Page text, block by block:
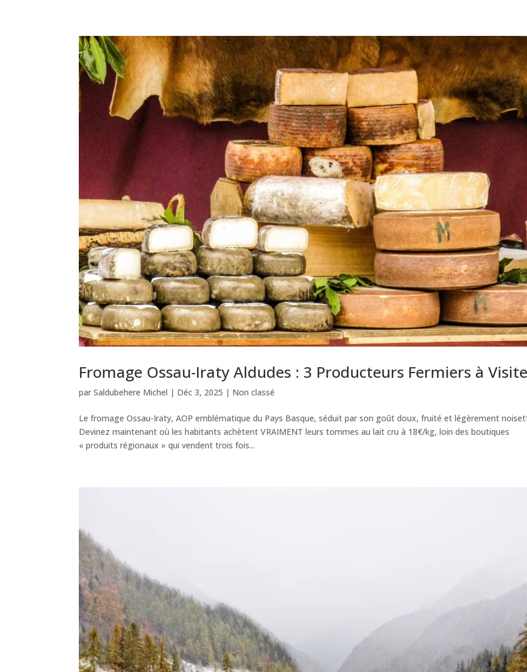
Fromage Ossau-Iraty Aldudes : 3 Producteurs Fermiers à
parSaldubehere Michel | Déc 3, 2025 | Non classé
Le fromage Ossau-Iraty, AOP emblématique du Pays Basque, séduit par son goût doux, fruité et légèrement
Devinez maintenant où les habitants achètent VRAIMENT leurs tommes au lait cru à 18€/kg, loin des boutiques
« produits régionaux » qui vendent trois fois...